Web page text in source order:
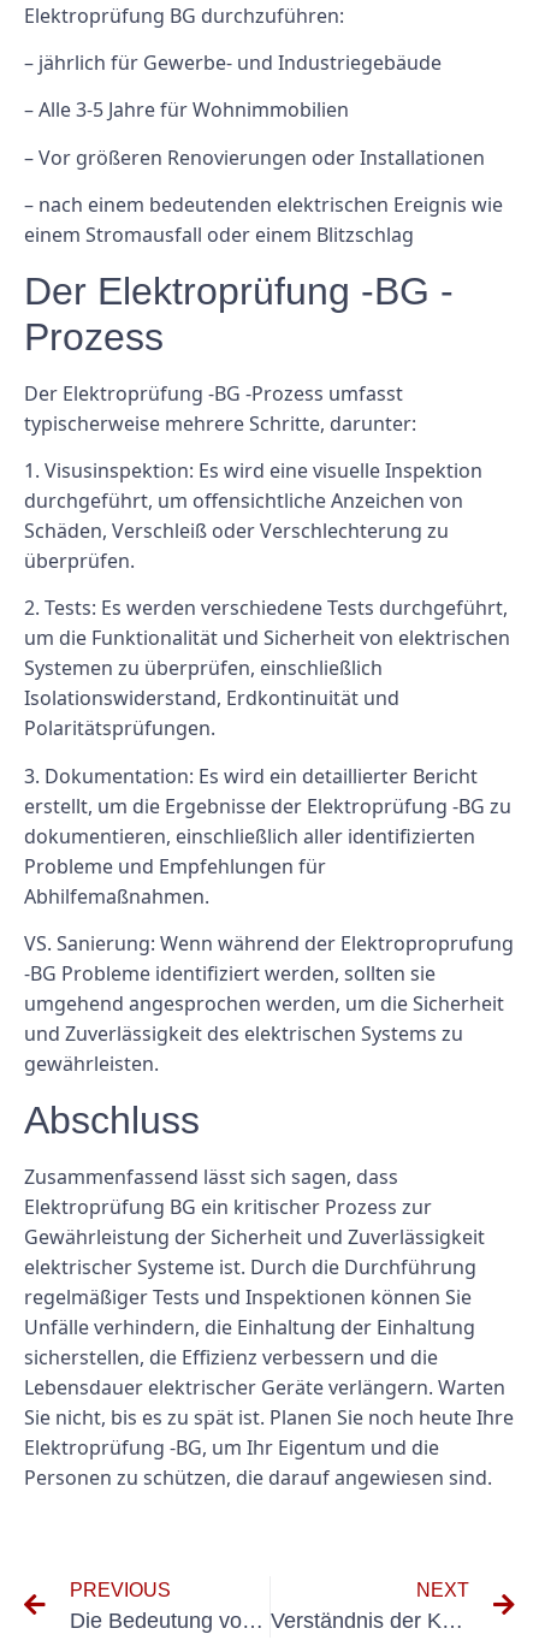
Elektroprüfung BG durchzuführen:
– jährlich für Gewerbe- und Industriegebäude
– Alle 3-5 Jahre für Wohnimmobilien
– Vor größeren Renovierungen oder Installationen
– nach einem bedeutenden elektrischen Ereignis wie
einem Stromausfall oder einem Blitzschlag
Der Elektroprüfung -BG -
Prozess
Der Elektroprüfung -BG -Prozess umfasst
typischerweise mehrere Schritte, darunter:
1. Visusinspektion: Es wird eine visuelle Inspektion
durchgeführt, um offensichtliche Anzeichen von
Schäden, Verschleiß oder Verschlechterung zu
überprüfen.
2. Tests: Es werden verschiedene Tests durchgeführt,
um die Funktionalität und Sicherheit von elektrischen
Systemen zu überprüfen, einschließlich
Isolationswiderstand, Erdkontinuität und
Polaritätsprüfungen.
3. Dokumentation: Es wird ein detaillierter Bericht
erstellt, um die Ergebnisse der Elektroprüfung -BG zu
dokumentieren, einschließlich aller identifizierten
Probleme und Empfehlungen für
Abhilfemaßnahmen.
VS. Sanierung: Wenn während der Elektroproprufung
-BG Probleme identifiziert werden, sollten sie
umgehend angesprochen werden, um die Sicherheit
und Zuverlässigkeit des elektrischen Systems zu
gewährleisten.
Abschluss
Zusammenfassend lässt sich sagen, dass
Elektroprüfung BG ein kritischer Prozess zur
Gewährleistung der Sicherheit und Zuverlässigkeit
elektrischer Systeme ist. Durch die Durchführung
regelmäßiger Tests und Inspektionen können Sie
Unfälle verhindern, die Einhaltung der Einhaltung
sicherstellen, die Effizienz verbessern und die
Lebensdauer elektrischer Geräte verlängern. Warten
Sie nicht, bis es zu spät ist. Planen Sie noch heute Ihre
Elektroprüfung -BG, um Ihr Eigentum und die
Personen zu schützen, die darauf angewiesen sind.
PREVIOUS
Die Bedeutung von elektrischen Tests für neue Geräte: Was Sie wissen müssen
NEXT
Verständnis der Kosten von DGUV V3 Elektrischen Sicherheitstests